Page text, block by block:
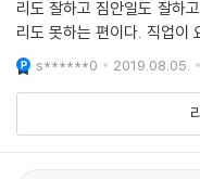
들이 하는 대로” 모든 상황을
한다.
비겁한 변명이지만 대부분
건 내 안에 여성을 무시하고
리도 잘하고 짐안일도 잘하
리도 못하는 편이다. 직업이
데 강의 2번듣고 6번 시험을
내 방 하나도 제대로 못
s******0 2019.08.05.